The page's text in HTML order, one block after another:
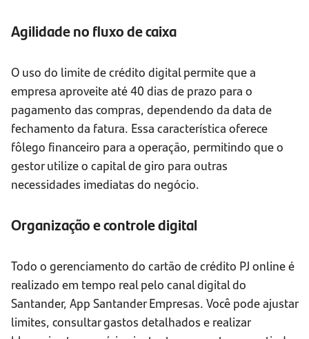
Agilidade no fluxo de caixa
O uso do limite de crédito digital permite que a
empresa aproveite até 40 dias de prazo para o
pagamento das compras, dependendo da data de
fechamento da fatura. Essa característica oferece
fôlego financeiro para a operação, permitindo que o
gestor utilize o capital de giro para outras
necessidades imediatas do negócio.
Organização e controle digital
Todo o gerenciamento do cartão de crédito PJ online é
realizado em tempo real pelo canal digital do
Santander, App Santander Empresas. Você pode ajustar
limites, consultar gastos detalhados e realizar